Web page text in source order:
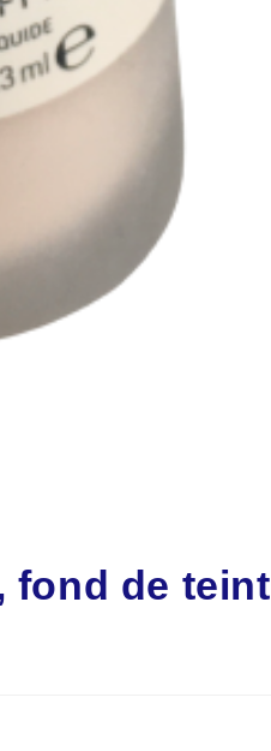
fond de teint